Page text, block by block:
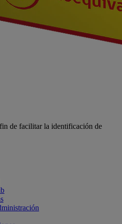
de facilitar la identificación de